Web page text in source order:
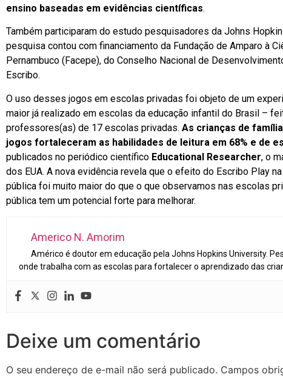
ensino baseadas em evidências científicas.
Também participaram do estudo pesquisadores da Johns
pesquisa contou com financiamento da Fundação de Amparo à
Pernambuco (Facepe), do Conselho Nacional de
Escribo.
O uso desses jogos em escolas privadas foi objeto de um
maior já realizado em escolas da educação infantil do Brasil –
professores(as) de 17 escolas privadas. As crianças de
jogos fortaleceram as habilidades de leitura em 68% e de
publicados no periódico científico Educational Researcher, o
dos EUA. A nova evidência revela que o efeito do Escribo Play
pública foi muito maior do que o que observamos nas escolas
pública tem um potencial forte para melhorar.
Americo N. Amorim
Américo é doutor em educação pela Johns Hopkins University.
onde trabalha com as escolas para fortalecer o aprendizado das
Deixe um comentário
O seu endereço de e-mail não será publicado. Campos